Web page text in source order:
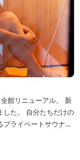
館リニューアル。 新
した。 自分たちだけの
ライベートサウナ。
泉、そしてサウナで